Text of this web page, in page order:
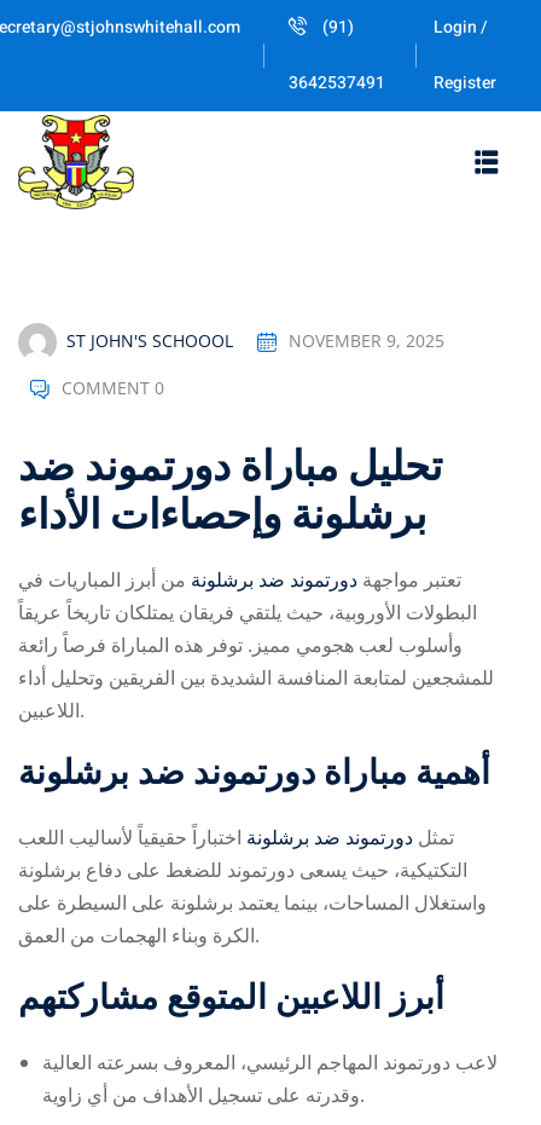
Skip
(91)
3642537491
Login /
Register
ST JOHN'S SCHOOOL NOVEMBER 9, 2025
COMMENT 0
تحليل مباراة دورتموند ضد
برشلونة وإحصاءات الأداء
تعتبر مواجهة دورتموند ضد برشلونة من أبرز المباريات في
البطولات الأوروبية، حيث يلتقي فريقان يمتلكان تاريخاً عريقاً
وأسلوب لعب هجومي مميز. توفر هذه المباراة فرصاً رائعة
للمشجعين لمتابعة المنافسة الشديدة بين الفريقين وتحليل أداء
اللاعبين.
أهمية مباراة دورتموند ضد برشلونة
تمثل دورتموند ضد برشلونة اختباراً حقيقياً لأساليب اللعب
التكتيكية، حيث يسعى دورتموند للضغط على دفاع برشلونة
واستغلال المساحات، بينما يعتمد برشلونة على السيطرة على
الكرة وبناء الهجمات من العمق.
أبرز اللاعبين المتوقع مشاركتهم
لاعب دورتموند المهاجم الرئيسي، المعروف بسرعته العالية
وقدرته على تسجيل الأهداف من أي زاوية.
Sign in Sign up